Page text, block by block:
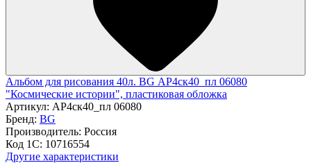
Альбом для рисования 40л. BG АР4ск40_пл 06080
"Космические истории", пластиковая обложка
Артикул: АР4ск40_пл 06080
Бренд: BG
Производитель: Россия
Код 1С: 10716554
Другие характеристики